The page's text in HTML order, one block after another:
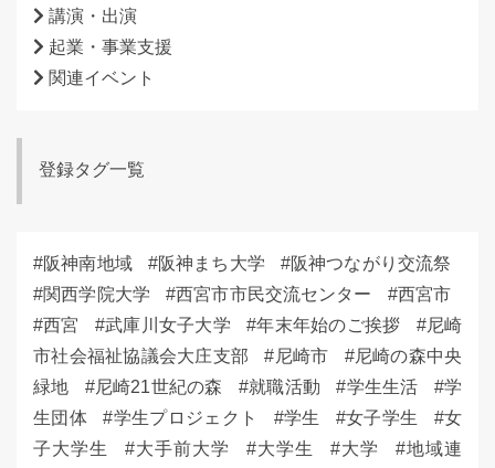
講演・出演
起業・事業支援
関連イベント
登録タグ一覧
阪神南地域 阪神まち大学
阪神つながり交流祭
関西学院大学
西宮市市民交流センター
西宮市
西宮
武庫川女子大学 年末年始のご挨拶
尼崎
市社会福祉協議会大庄支部
尼崎市
尼崎の森中央
緑地
尼崎21世紀の森 就職活動 学生生活
学
生団体
学生プロジェクト 学生 女子学生
女
子大学生
大手前大学 大学生 大学
地域連